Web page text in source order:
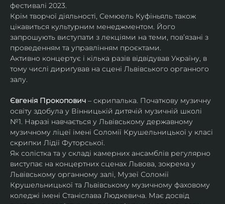
фестивалі 2023.
Крім творчої діяльності, Семюель Куфіньяль також
цікавиться культурним менеджментом. Його
запрошують виступати з лекціями на теми, пов’язані з
проведенням та управлінням проєктами.
Активно концертує і кілька разів відвідував Україну, в
тому числі дириґував на сцені Львівського органного
залу.
Євгенія Прокопович – скрипалька. Початкову музичну
освіту здобула у Вінницькій дитячій музичній школі
№1. Наразі навчається у Львівському державному
музичному ліцеї імені Соломії Крушельницької у класі
скрипки Лідії Футорської.
Як солістка та у складі камерних ансамблів регулярно
виступає на концертних сценах Львова, зокрема у
Львівському органному залі, Музеї Соломії
Крушельницької та Львівському музичному фаховому
коледжі імені Станіслава Людкевича. Має досвід